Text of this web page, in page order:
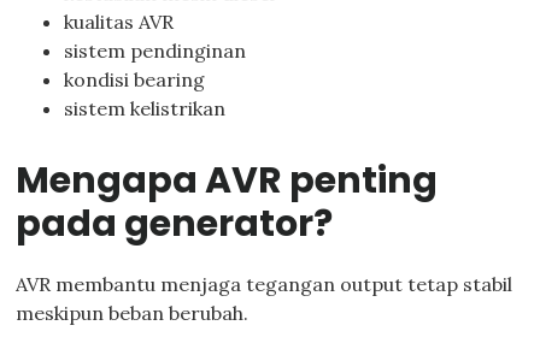
kualitas AVR
sistem pendinginan
kondisi bearing
sistem kelistrikan
Mengapa AVR penting
pada generator?
AVR membantu menjaga tegangan output tetap stabil
meskipun beban berubah.